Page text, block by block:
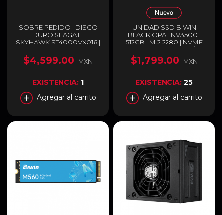
SOBRE PEDIDO | DISCO
DURO SEAGATE
SKYHAWK ST4000VX016 |
SATA III 6 GB/S | 5400 RPM
| 256 MB CACHÉ |
VIDEOVIGILANCIA 24/7 |
COMPATIBLE CON
DVR/NVR DE 1–16 BAHÍAS
Y HASTA 64 CÁMARAS |
$4,599.00 MXN
EXISTENCIA: 1
Agregar al carrito
UNIDAD SSD BIWIN
BLACK OPAL NV3500 |
512GB | M.2 2280 | NVME
PCIE 3.0 | 3,500 MB/S
LECTURA | 2,500 MB/S
ESCRITURA | BIWIN
$1,799.00 MXN
EXISTENCIA: 25
Agregar al carrito